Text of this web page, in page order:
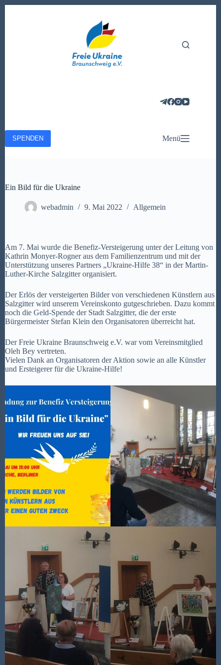
SPENDEN Menü
Ein Bild für die Ukraine
webadmin 9. Mai 2022 Allgemein
Am 7. Mai wurde die Benefiz-Versteigerung unter der Leitung von
Kathrin Monyer-Rogner aus dem Familienzentrum und mit der
Unterstützung unseres Partners „Ukraine-Hilfe 38“ in der Martin-
Luther-Kirche Salzgitter organisiert.
Der Erlös der versteigerten Bilder von verschiedenen Künstlern aus
Salzgitter wird unserem Vereinskonto gutgeschrieben. Dazu kommt
noch die Geld-Spende der Stadt Salzgitter, die der erste
Bürgermeister Stefan Klein den Organisatoren überreicht hat.
Der Freie Ukraine Braunschweig e.V. war vom Vereinsmitglied
Oleh Bey vertreten.
Vielen Dank an Organisatoren der Aktion sowie an alle Künstler
und Ersteigerer für die Ukraine-Hilfe!